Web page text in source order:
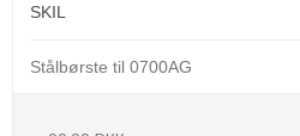
SKIL
Stålbørste til 0700AG